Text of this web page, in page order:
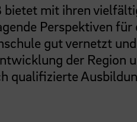
bietet mit ihren
Perspektiven
gut vernetzt
der Region
qualifizierte